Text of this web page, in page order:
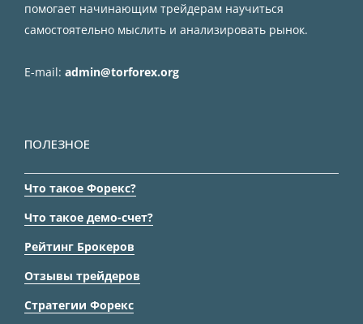
помогает начинающим трейдерам научиться
самостоятельно мыслить и анализировать рынок.
E-mail: admin@torforex.org
ПОЛЕЗНОЕ
Что такое Форекс?
Что такое демо-счет?
Рейтинг Брокеров
Отзывы трейдеров
Стратегии Форекс